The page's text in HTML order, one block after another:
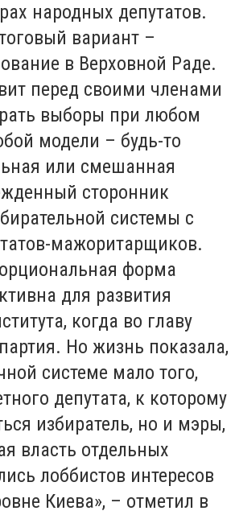
народных депутатов.
вариант –
в Верховной Раде.
перед своими членами
выборы при любом
модели – будь-то
или смешанная
сторонник
системы с
мажоритарщиков.
форма
для развития
когда во главу
Но жизнь показала,
системе мало того,
депутата, к которому
избиратель, но и мэры,
власть отдельных
лоббистов интересов
Киева», – отметил в